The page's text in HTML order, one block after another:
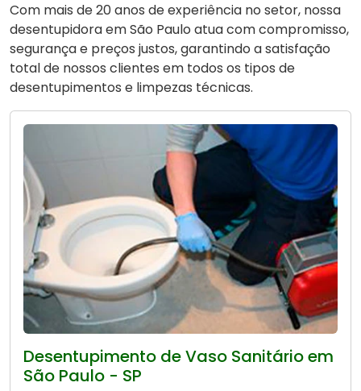
Com mais de 20 anos de experiência no setor, nossa
desentupidora em São Paulo atua com compromisso,
segurança e preços justos, garantindo a satisfação
total de nossos clientes em todos os tipos de
desentupimentos e limpezas técnicas.
Desentupimento de Vaso Sanitário em
São Paulo - SP